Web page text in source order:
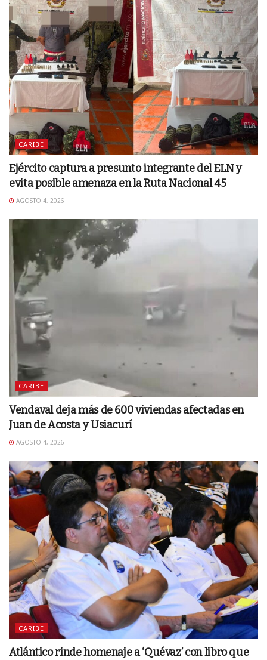
CARIBE
Ejército captura a presunto integrante del ELN y
evita posible amenaza en la Ruta Nacional 45
AGOSTO 4, 2026
CARIBE
Vendaval deja más de 600 viviendas afectadas en
Juan de Acosta y Usiacurí
AGOSTO 4, 2026
CARIBE
Atlántico rinde homenaje a ‘Quévaz’ con libro que